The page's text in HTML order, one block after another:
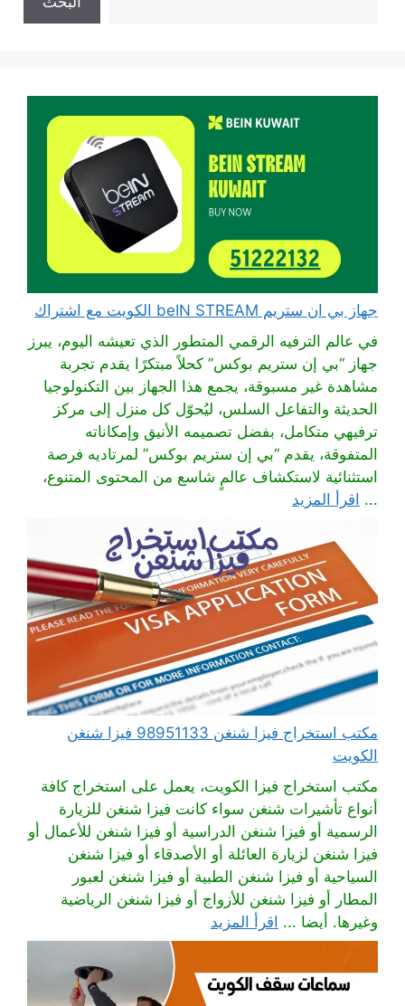
جهاز بي ان ستريم beIN STREAM الكويت مع اشتراك
في عالم الترفيه الرقمي المتطور الذي تعيشه اليوم، يبرز
جهاز “بي إن ستريم بوكس” كحلاً مبتكرًا يقدم تجربة
مشاهدة غير مسبوقة، يجمع هذا الجهاز بين التكنولوجيا
الحديثة والتفاعل السلس، ليُحوّل كل منزل إلى مركز
ترفيهي متكامل، بفضل تصميمه الأنيق وإمكاناته
المتفوقة، يقدم “بي إن ستريم بوكس” لمرتاديه فرصة
استثنائية لاستكشاف عالمٍ شاسع من المحتوى المتنوع،
... اقرأ المزيد
مكتب استخراج فيزا شنغن 98951133 فيزا شنغن
الكويت
مكتب استخراج فيزا الكويت، يعمل على استخراج كافة
أنواع تأشيرات شنغن سواء كانت فيزا شنغن للزيارة
الرسمية أو فيزا شنغن الدراسية أو فيزا شنغن للأعمال أو
فيزا شنغن لزيارة العائلة أو الأصدقاء أو فيزا شنغن
السياحية أو فيزا شنغن الطبية أو فيزا شنغن لعبور
المطار أو فيزا شنغن للأزواج أو فيزا شنغن الرياضية
وغيرها. أيضا ... اقرأ المزيد